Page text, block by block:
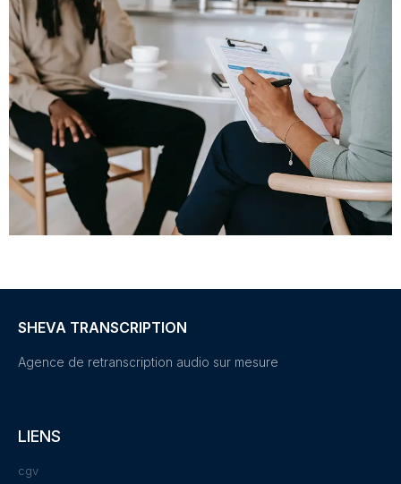
SHEVA TRANSCRIPTION
Agence de retranscription audio sur mesure
LIENS
cgv